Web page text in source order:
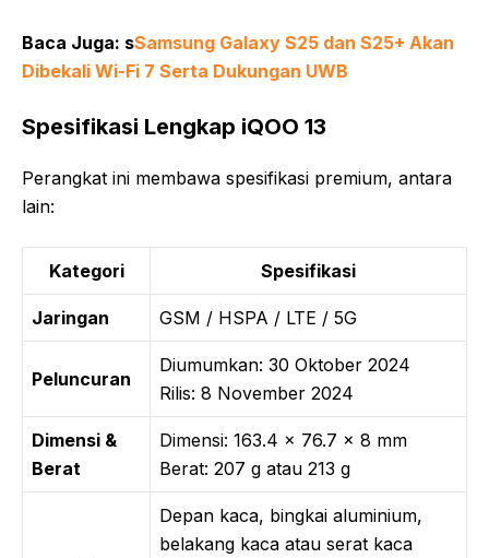
Baca Juga: sSamsung Galaxy S25 dan S25+ Akan
Dibekali Wi-Fi 7 Serta Dukungan UWB
Spesifikasi Lengkap iQOO 13
Perangkat ini membawa spesifikasi premium, antara
lain:
Kategori Spesifikasi
Jaringan GSM / HSPA / LTE / 5G
Peluncuran
Diumumkan: 30 Oktober 2024
Rilis: 8 November 2024
Dimensi &
Berat
Dimensi: 163.4 x 76.7 x 8 mm
Berat: 207 g atau 213 g
Depan kaca, bingkai aluminium,
belakang kaca atau serat kaca